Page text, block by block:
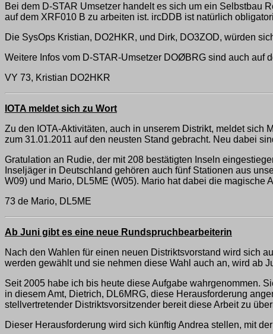
Bei dem D-STAR Umsetzer handelt es sich um ein Selbstbau
auf dem XRF010 B zu arbeiten ist. ircDDB ist natürlich
Die SysOps Kristian, DO2HKR, und Dirk, DO3ZOD, würden
Weitere Infos vom D-STAR-Umsetzer DOØBRG sind auch auf
VY 73, Kristian DO2HKR
IOTA meldet sich zu Wort
Zu den IOTA-Aktivitäten, auch in unserem Distrikt, meldet sich
zum 31.01.2011 auf den neusten Stand gebracht. Neu dabei
Gratulation an Rudie, der mit 208 bestätigten Inseln
Inseljäger in Deutschland gehören auch fünf Stationen aus
W09) und Mario, DL5ME (W05). Mario hat dabei die magische
73 de Mario, DL5ME
Ab Juni gibt es eine neue Rundspruchbearbeiterin
Nach den Wahlen für einen neuen Distriktsvorstand wird sich
werden gewählt und sie nehmen diese Wahl auch an, wird ab
Seit 2005 habe ich bis heute diese Aufgabe wahrgenommen.
in diesem Amt, Dietrich, DL6MRG, diese Herausforderung
stellvertretender Distriktsvorsitzender bereit diese Arbeit zu
Dieser Herausforderung wird sich künftig Andrea stellen, mit